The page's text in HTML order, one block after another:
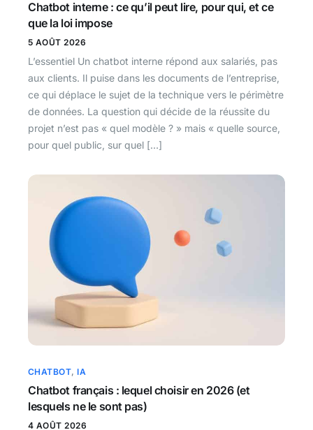
Chatbot interne : ce qu’il peut lire, pour qui, et ce
que la loi impose
5 AOÛT 2026
L’essentiel Un chatbot interne répond aux salariés, pas
aux clients. Il puise dans les documents de l’entreprise,
ce qui déplace le sujet de la technique vers le périmètre
de données. La question qui décide de la réussite du
projet n’est pas « quel modèle ? » mais « quelle source,
pour quel public, sur quel […]
CHATBOT,IA
Chatbot français : lequel choisir en 2026 (et
lesquels ne le sont pas)
4 AOÛT 2026